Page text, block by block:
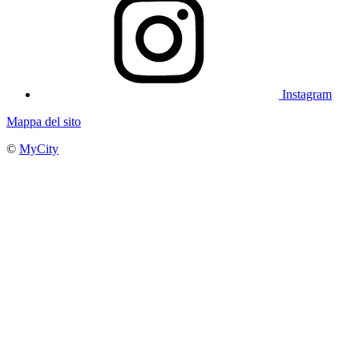
Instagram
Mappa del sito
© MyCity